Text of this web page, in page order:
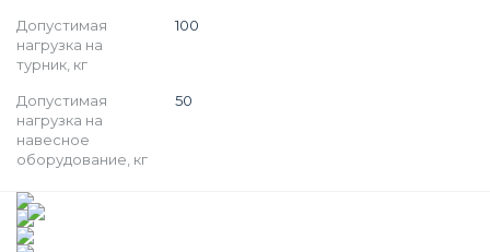
Допустимая
нагрузка на
турник, кг
100
Допустимая
нагрузка на
навесное
оборудование, кг
50